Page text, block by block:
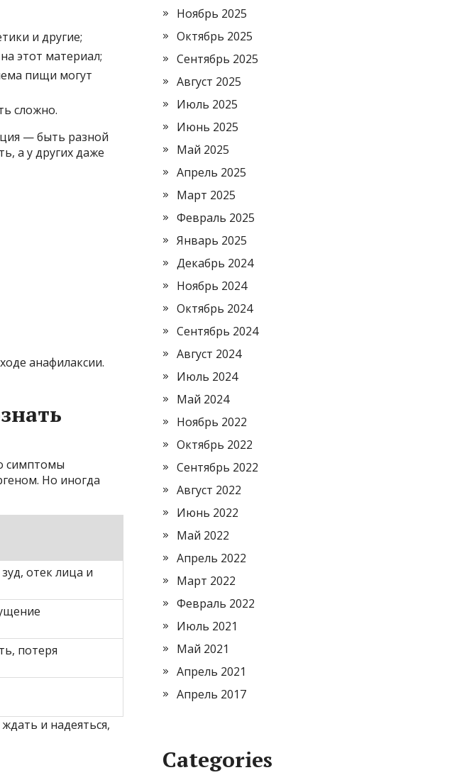
и другие;
этот материал;
пищи могут
сложно.
— быть разной
а у других даже
анафилаксии.
симптомы
Но иногда
отек лица и
потеря
и надеяться,
Ноябрь 2025
Октябрь 2025
Сентябрь 2025
Август 2025
Июль 2025
Июнь 2025
Май 2025
Апрель 2025
Март 2025
Февраль 2025
Январь 2025
Декабрь 2024
Ноябрь 2024
Октябрь 2024
Сентябрь 2024
Август 2024
Июль 2024
Май 2024
Ноябрь 2022
Октябрь 2022
Сентябрь 2022
Август 2022
Июнь 2022
Май 2022
Апрель 2022
Март 2022
Февраль 2022
Июль 2021
Май 2021
Апрель 2021
Апрель 2017
Categories